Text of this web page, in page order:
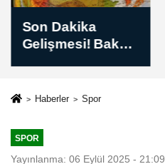
Son Dakika
Gelişmesi! Bakan
Yıpratma cephe
yıpratmaya
dönüştüğü
Haberler Spor
SPOR
Yayınlanma: 06 Eylül 2025 - 21:09